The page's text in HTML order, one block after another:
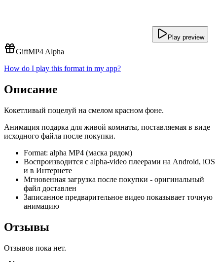
Play preview
GiftMP4 Alpha
How do I play this format in my app?
Описание
Кокетливый поцелуй на смелом красном фоне.
Анимация подарка для живой комнаты, поставляемая в виде
исходного файла после покупки.
Format: alpha MP4 (маска рядом)
Воспроизводится с alpha-video плеерами на Android, iOS
и в Интернете
Мгновенная загрузка после покупки - оригинальный
файл доставлен
Записанное предварительное видео показывает точную
анимацию
Отзывы
Отзывов пока нет.